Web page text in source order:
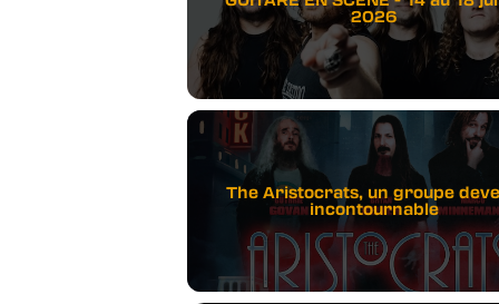
2026
The Aristocrats, un groupe
incontournable